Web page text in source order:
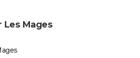
Les Mages